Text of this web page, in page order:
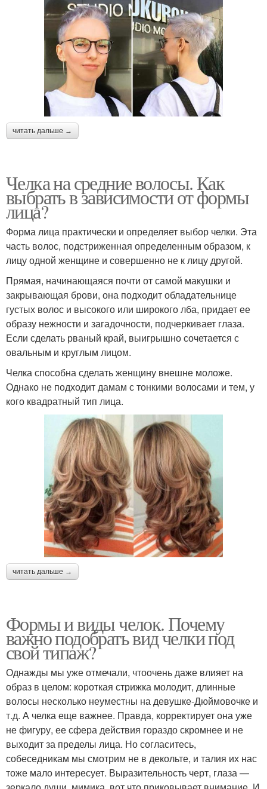
читать дальше →
Челка на средние волосы. Как
выбрать в зависимости от формы
лица?
Форма лица практически и определяет выбор челки. Эта
часть волос, подстриженная определенным образом, к
лицу одной женщине и совершенно не к лицу другой.
Прямая, начинающаяся почти от самой макушки и
закрывающая брови, она подходит обладательнице
густых волос и высокого или широкого лба, придает ее
образу нежности и загадочности, подчеркивает глаза.
Если сделать рваный край, выигрышно сочетается с
овальным и круглым лицом.
Челка способна сделать женщину внешне моложе.
Однако не подходит дамам с тонкими волосами и тем, у
кого квадратный тип лица.
читать дальше →
Формы и виды челок. Почему
важно подобрать вид челки под
свой типаж?
Однажды мы уже отмечали, чтоочень даже влияет на
образ в целом: короткая стрижка молодит, длинные
волосы несколько неуместны на девушке-Дюймовочке и
т.д. А челка еще важнее. Правда, корректирует она уже
не фигуру, ее сфера действия гораздо скромнее и не
выходит за пределы лица. Но согласитесь,
собеседникам мы смотрим не в декольте, и талия их нас
тоже мало интересует. Выразительность черт, глаза —